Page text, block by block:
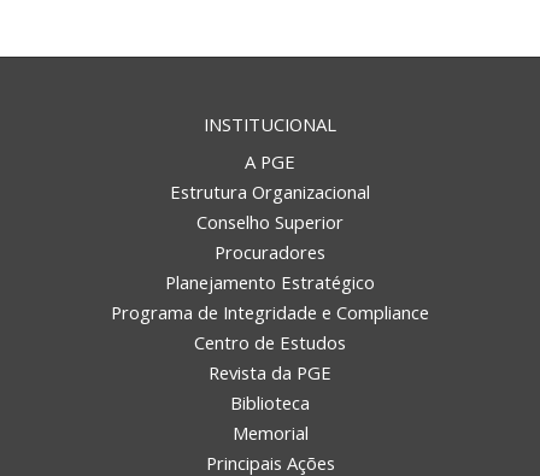
INSTITUCIONAL
A PGE
Estrutura Organizacional
Conselho Superior
Procuradores
Planejamento Estratégico
Programa de Integridade e Compliance
Centro de Estudos
Revista da PGE
Biblioteca
Memorial
Principais Ações